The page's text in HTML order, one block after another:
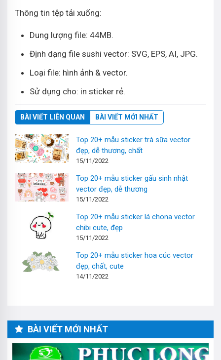
Thông tin tệp tải xuống:
Dung lượng file: 44MB.
Định dạng file sushi vector: SVG, EPS, AI, JPG.
Loại file: hình ảnh & vector.
Sử dụng cho: in sticker rẻ.
BÀI VIẾT LIÊN QUAN BÀI VIẾT MỚI NHẤT
Top 20+ mẫu sticker trà sữa vector
đẹp, dễ thương, chất
15/11/2022
Top 20+ mẫu sticker gấu sinh nhật
vector đẹp, dễ thương
15/11/2022
Top 20+ mẫu sticker lá chona vector
chibi cute, đẹp
15/11/2022
Top 20+ mẫu sticker hoa cúc vector
đẹp, chất, cute
14/11/2022
BÀI VIẾT MỚI NHẤT